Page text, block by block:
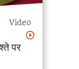
Video
पर